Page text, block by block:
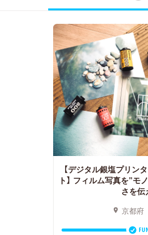
【デジタル銀塩プリン
ト】 フィルム写真を”モ
さを伝
京都府